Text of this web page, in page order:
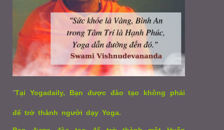
"Tại Yogadaily, Bạn được đào tạo không phải
để trở thành người dạy Yoga.